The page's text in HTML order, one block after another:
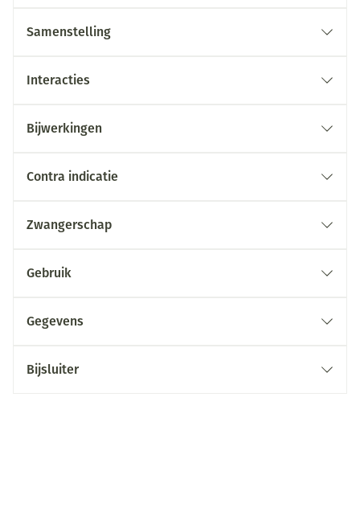
Samenstelling
Interacties
Bijwerkingen
Contra indicatie
Zwangerschap
Gebruik
Gegevens
Bijsluiter